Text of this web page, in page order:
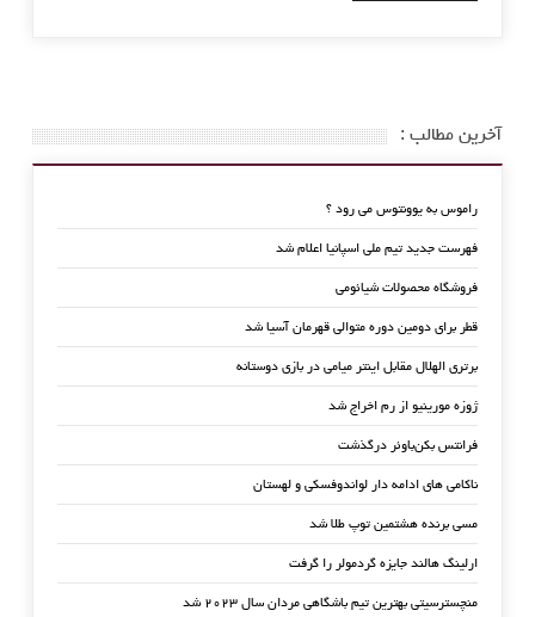
آخرین مطالب :
راموس به یوونتوس می رود ؟
فهرست جدید تیم ملی اسپانیا اعلام شد
فروشگاه محصولات شیائومی
قطر برای دومین دوره متوالی قهرمان آسیا شد
برتری الهلال مقابل اینتر میامی در بازی دوستانه
ژوزه مورینیو از رم اخراج شد
فرانتس بکن‌باوئر درگذشت
ناکامی های ادامه دار لواندوفسکی و لهستان
مسی برنده هشتمین توپ طلا شد
ارلینگ هالند جایزه گردمولر را گرفت
منچسترسیتی بهترین تیم باشگاهی مردان سال ۲۰۲۳ شد